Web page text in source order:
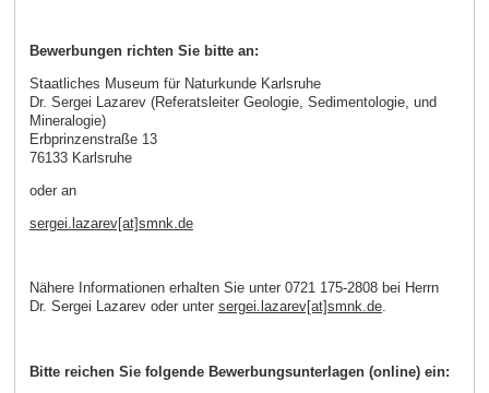
Bewerbungen richten Sie bitte an:
Staatliches Museum für Naturkunde Karlsruhe
Dr. Sergei Lazarev (Referatsleiter Geologie, Sedimentologie, und
Mineralogie)
Erbprinzenstraße 13
76133 Karlsruhe
oder an
sergei.lazarev[at]smnk.de
Nähere Informationen erhalten Sie unter 0721 175-2808 bei Herrn
Dr. Sergei Lazarev oder unter sergei.lazarev[at]smnk.de.
Bitte reichen Sie folgende Bewerbungsunterlagen (online) ein: